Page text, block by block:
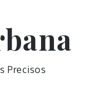
Precisos